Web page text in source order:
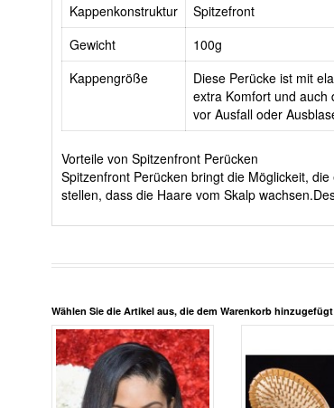
Kappenkonstruktur
Spitzefront
Gewicht
100g
Kappengröße
Diese Perücke ist mit
extra Komfort und auch
vor Ausfall oder
Vorteile von Spitzenfront Perücken
Spitzenfront Perücken bringt die Möglickeit,
stellen, dass die Haare vom Skalp
Wählen Sie die Artikel aus, die dem Warenkorb